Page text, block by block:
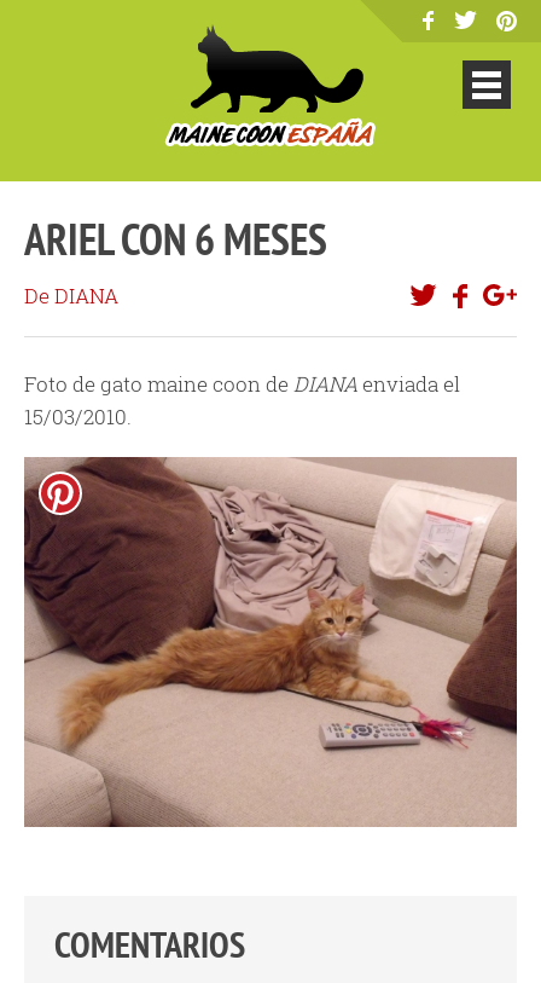
ARIEL CON 6 MESES
De DIANA
Foto de gato maine coon deDIANAenviada el
15/03/2010.
COMENTARIOS